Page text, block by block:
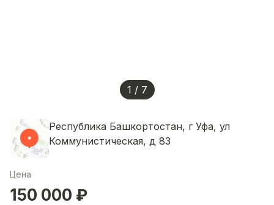
1 / 7
Республика Башкортостан, г Уфа, ул
Коммунистическая, д 83
Цена
150 000 ₽